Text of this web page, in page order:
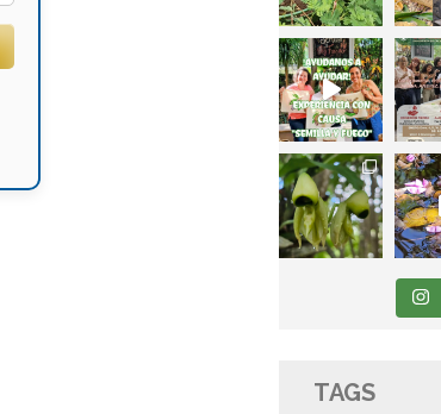
TAGS